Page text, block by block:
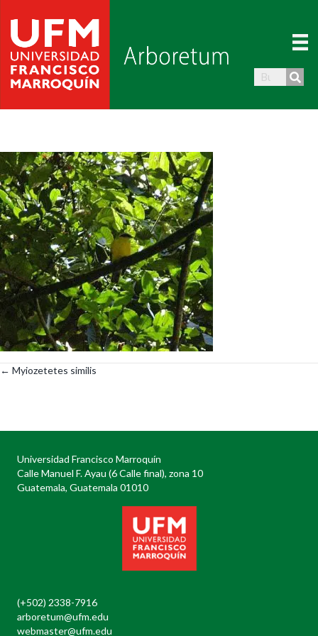
Posts
← Myiozetetes similis
Universidad Francisco Marroquín
Calle Manuel F. Ayau (6 Calle final), zona 10
Guatemala, Guatemala 01010
(+502) 2338-7916
arboretum@ufm.edu
webmaster@ufm.edu